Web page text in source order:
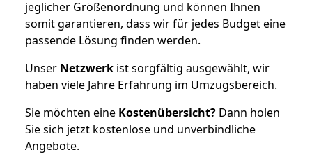
jeglicher Größenordnung und können Ihnen
somit garantieren, dass wir für jedes Budget eine
passende Lösung finden werden.
Unser Netzwerk ist sorgfältig ausgewählt, wir
haben viele Jahre Erfahrung im Umzugsbereich.
Sie möchten eine Kostenübersicht? Dann holen
Sie sich jetzt kostenlose und unverbindliche
Angebote.